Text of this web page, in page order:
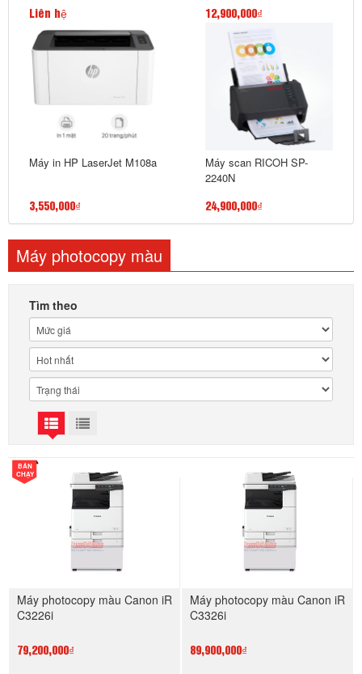
Liên hệ 12,900,000₫
Máy in HP LaserJet M108a
3,550,000₫
Máy scan RICOH SP-
2240N
24,900,000₫
Máy photocopy màu
Tìm theo
BÁN
CHẠY
Máy photocopy màu Canon iR
C3226i
79,200,000₫
Máy photocopy màu Canon iR
C3326i
89,900,000₫